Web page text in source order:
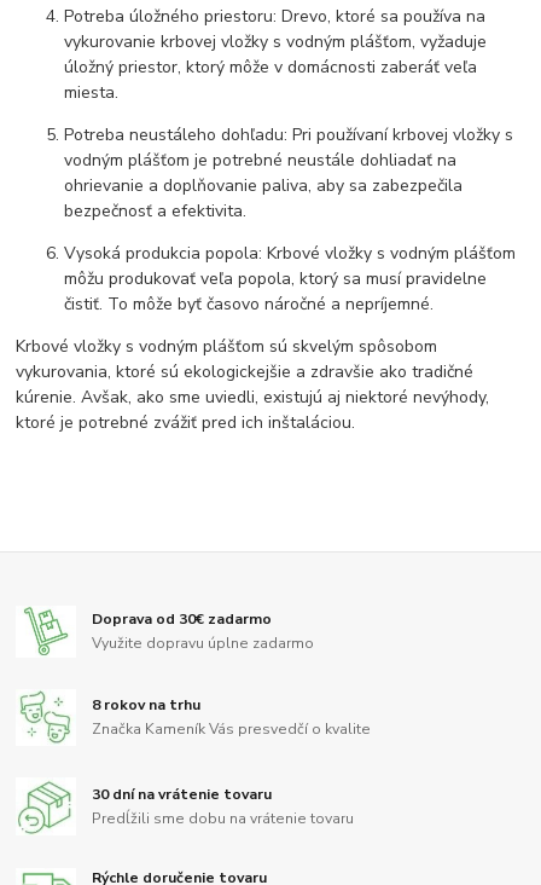
Potreba úložného priestoru: Drevo, ktoré sa používa na
vykurovanie krbovej vložky s vodným plášťom, vyžaduje
úložný priestor, ktorý môže v domácnosti zaberáť veľa
miesta.
Potreba neustáleho dohľadu: Pri používaní krbovej vložky s
vodným plášťom je potrebné neustále dohliadať na
ohrievanie a doplňovanie paliva, aby sa zabezpečila
bezpečnosť a efektivita.
Vysoká produkcia popola: Krbové vložky s vodným plášťom
môžu produkovať veľa popola, ktorý sa musí pravidelne
čistiť. To môže byť časovo náročné a nepríjemné.
Krbové vložky s vodným plášťom sú skvelým spôsobom
vykurovania, ktoré sú ekologickejšie a zdravšie ako tradičné
kúrenie. Avšak, ako sme uviedli, existujú aj niektoré nevýhody,
ktoré je potrebné zvážiť pred ich inštaláciou.
Doprava od 30€ zadarmo
Využite dopravu úplne zadarmo
8 rokov na trhu
Značka Kameník Vás presvedčí o kvalite
30 dní na vrátenie tovaru
Predĺžili sme dobu na vrátenie tovaru
Rýchle doručenie tovaru